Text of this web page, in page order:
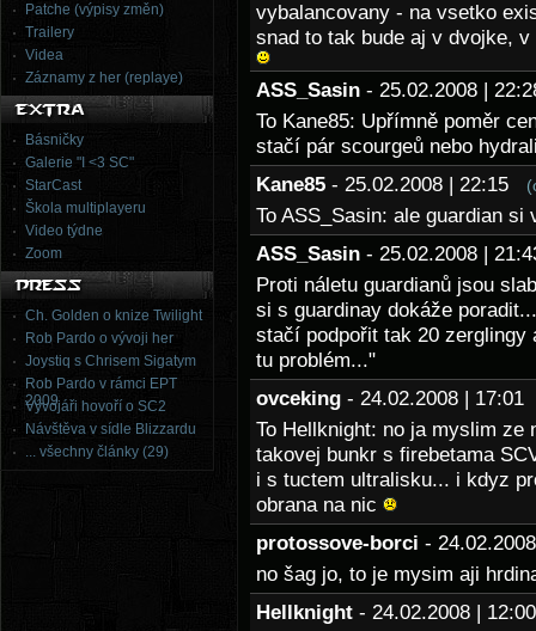
Patche (výpisy změn)
Trailery
Videa
Záznamy z her (replaye)
Básničky
Galerie "I <3 SC"
StarCast
Škola multiplayeru
Video týdne
Zoom
Ch. Golden o knize Twilight
Rob Pardo o vývoji her
Joystiq s Chrisem Sigatym
Rob Pardo v rámci EPT
2009
Vývojáři hovoří o SC2
Návštěva v sídle Blizzardu
... všechny články (29)
vybalancovany - na vsetko
snad to tak bude aj v dvojke,
ASS_Sasin - 25.02.2008 |
To Kane85: Upřímně poměr
stačí pár scourgeů nebo
Kane85 - 25.02.2008 | 22:15
To ASS_Sasin: ale guardian
ASS_Sasin - 25.02.2008 |
Proti náletu guardianů jsou
si s guardinay dokáže
stačí podpořit tak 20
tu problém..."
ovceking - 24.02.2008 |
To Hellknight: no ja myslim ze
takovej bunkr s firebetama
i s tuctem ultralisku... i kdyz
obrana na nic
protossove-borci -
no šag jo, to je mysim aji
Hellknight - 24.02.2008 |